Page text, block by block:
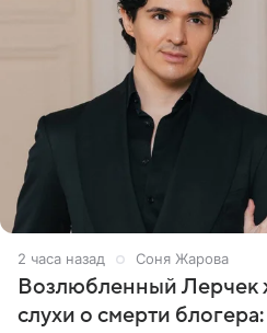
2 часа назад Соня Жарова
Возлюбленный Лерчек
слухи о смерти